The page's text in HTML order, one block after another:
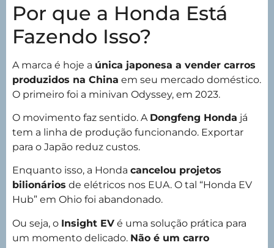
Por que a Honda Está
Fazendo Isso?
A marca é hoje a única japonesa a vender carros
produzidos na China em seu mercado doméstico.
O primeiro foi a minivan Odyssey, em 2023.
O movimento faz sentido. A Dongfeng Honda já
tem a linha de produção funcionando. Exportar
para o Japão reduz custos.
Enquanto isso, a Honda cancelou projetos
bilionários de elétricos nos EUA. O tal “Honda EV
Hub” em Ohio foi abandonado.
Ou seja, o Insight EV é uma solução prática para
um momento delicado. Não é um carro